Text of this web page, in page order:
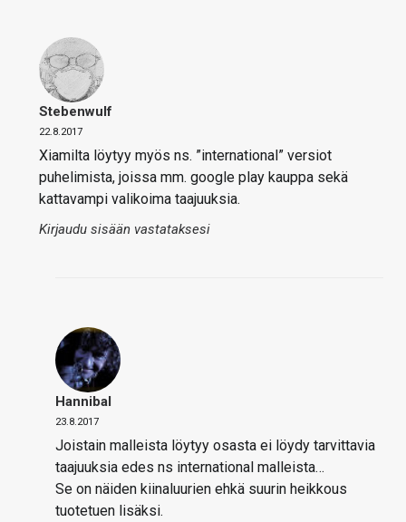
Stebenwulf
22.8.2017
Xiamilta löytyy myös ns. ”international” versiot
puhelimista, joissa mm. google play kauppa sekä
kattavampi valikoima taajuuksia.
Kirjaudu sisään vastataksesi
Hannibal
23.8.2017
Joistain malleista löytyy osasta ei löydy tarvittavia
taajuuksia edes ns international malleista…
Se on näiden kiinaluurien ehkä suurin heikkous
tuotetuen lisäksi.